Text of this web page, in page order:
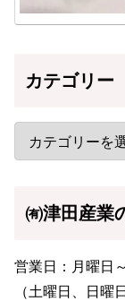
カテゴリー
㈲津田産業
営業日：月曜日
（土曜日、日曜